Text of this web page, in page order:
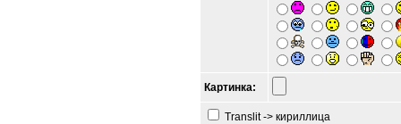
Картинка:
Translit -> кириллица